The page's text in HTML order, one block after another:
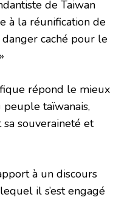
de Taiwan
à la réunification de
caché pour le
répond le mieux
taïwanais,
souveraineté et
à un discours
il s’est engagé